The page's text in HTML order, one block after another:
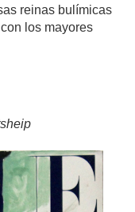
reinas bulímicas
los mayores